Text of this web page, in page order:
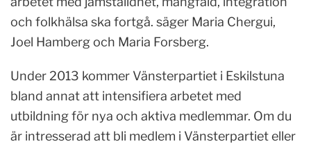
och folkhälsa ska fortgå. säger Maria Chergui,
Joel Hamberg och Maria Forsberg.
Under 2013 kommer Vänsterpartiet i Eskilstuna
bland annat att intensifiera arbetet med
utbildning för nya och aktiva medlemmar. Om du
är intresserad att bli medlem i Vänsterpartiet eller